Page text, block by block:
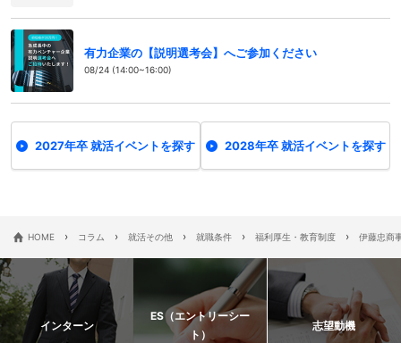
有力企業の【説明選考会】へご参加ください
08/24 (14:00~16:00)
2027年卒 就活イベントを探す 2028年卒 就活イベントを探す
HOME › コラム › 就活その他 › 就職条件 › 福利厚生・教育制度 › 伊藤忠商
インターン
ES（エントリーシー
ト）
志望動機